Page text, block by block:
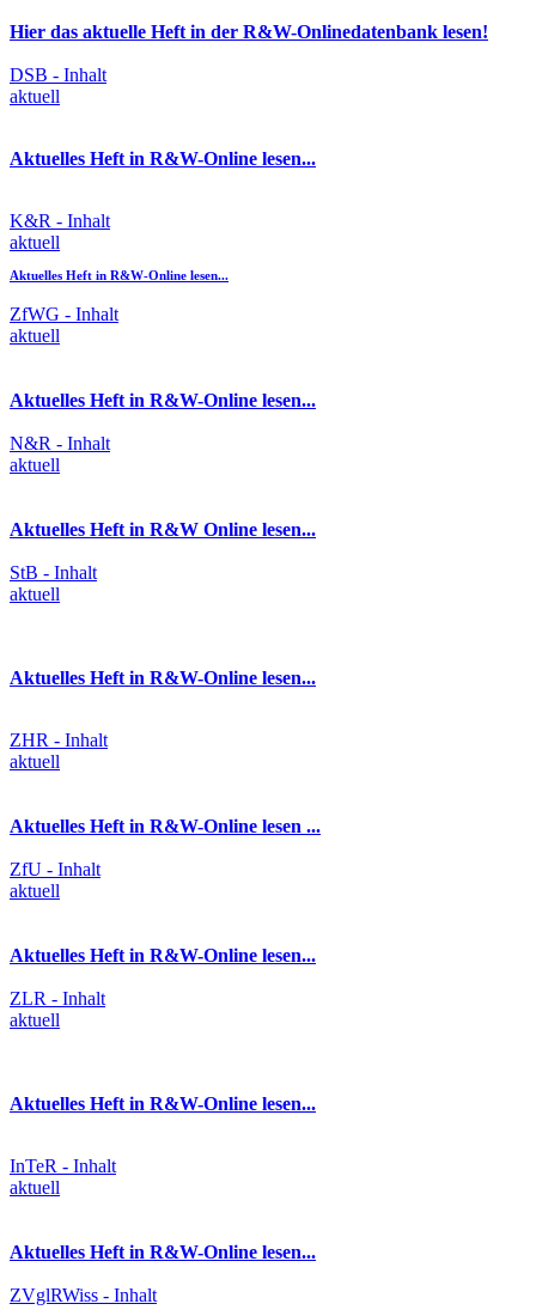
Hier das aktuelle Heft in der R&W-Onlinedatenbank lesen!
DSB - Inhalt
aktuell
Aktuelles Heft in R&W-Online lesen...
K&R - Inhalt
aktuell
Aktuelles Heft in R&W-Online lesen...
ZfWG - Inhalt
aktuell
Aktuelles Heft in R&W-Online lesen...
N&R - Inhalt
aktuell
Aktuelles Heft in R&W Online lesen...
StB - Inhalt
aktuell
Aktuelles Heft in R&W-Online lesen...
ZHR - Inhalt
aktuell
Aktuelles Heft in R&W-Online lesen ...
ZfU - Inhalt
aktuell
Aktuelles Heft in R&W-Online lesen...
ZLR - Inhalt
aktuell
Aktuelles Heft in R&W-Online lesen...
InTeR - Inhalt
aktuell
Aktuelles Heft in R&W-Online lesen...
ZVglRWiss - Inhalt